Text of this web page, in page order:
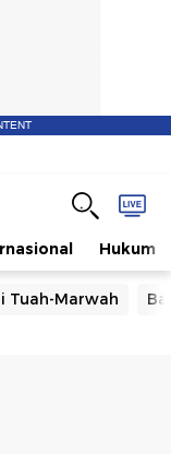
Hukum
Tuah-Marwah